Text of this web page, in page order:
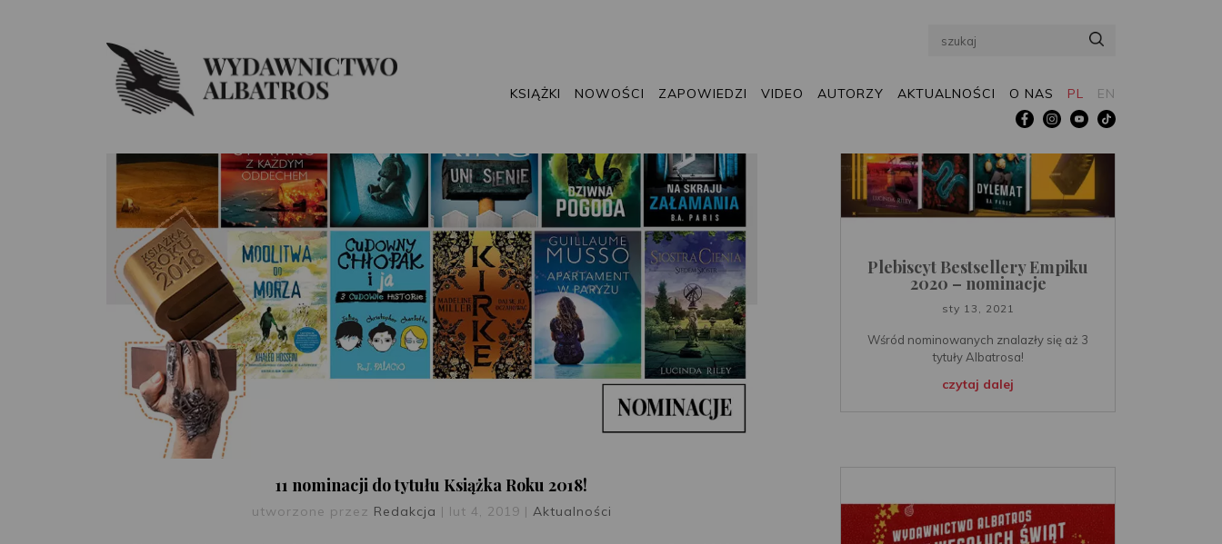
Search
KSIĄŻKI NOWOŚCI ZAPOWIEDZI VIDEO AUTORZY AKTUALNOŚCI O NAS PL EN
11 nominacji do tytułu Książka Roku 2018!
utworzone przez Redakcja | lut 4, 2019 | Aktualności
Plebiscyt Bestsellery Empiku
2020 – nominacje
sty 13, 2021
Wśród nominowanych znalazły się aż 3
tytuły Albatrosa!
czytaj dalej